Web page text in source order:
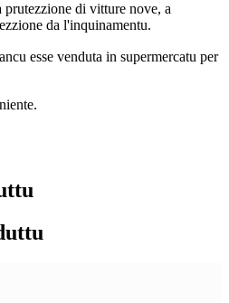
prutezzione di vitture nove, a
da l'inquinamentu.
esse venduta in supermercatu per